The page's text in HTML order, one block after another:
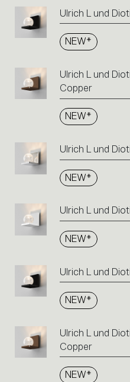
Ulrich L und
NEW*
Ulrich L und
Copper
NEW*
Ulrich L und
NEW*
Ulrich L und
NEW*
Ulrich L und
NEW*
Ulrich L und
Copper
NEW*